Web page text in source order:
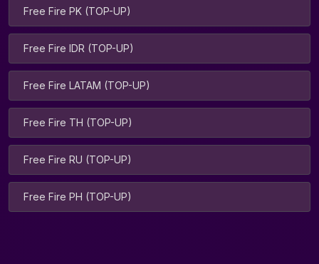
Free Fire PK (TOP-UP)
Free Fire IDR (TOP-UP)
Free Fire LATAM (TOP-UP)
Free Fire TH (TOP-UP)
Free Fire RU (TOP-UP)
Free Fire PH (TOP-UP)